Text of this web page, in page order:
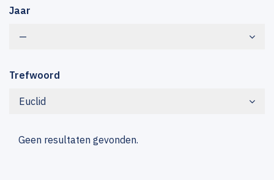
Jaar
—
Trefwoord
Euclid
Geen resultaten gevonden.